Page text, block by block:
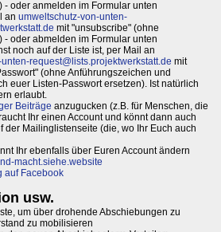
- oder anmelden im Formular unten
an umweltschutz-von-unten-
mit "unsubscribe" (ohne
- oder abmelden im Formular unten
noch auf der Liste ist, per Mail an
request@lists.projektwerkstatt.de mit
(ohne Anführungszeichen und
euer Listen-Passwort ersetzen). Ist natürlich
erlaubt.
Beiträge anzugucken (z.B. für Menschen, die
Ihr einen Account und könnt dann auch
der Mailinglistenseite (die, wo Ihr Euch auch
Ihr ebenfalls über Euren Account ändern
macht.siehe.website
auf Facebook
usw.
um über drohende Abschiebungen zu
zu mobilisieren